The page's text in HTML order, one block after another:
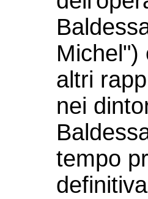
Michel")
altri
nei
tempo